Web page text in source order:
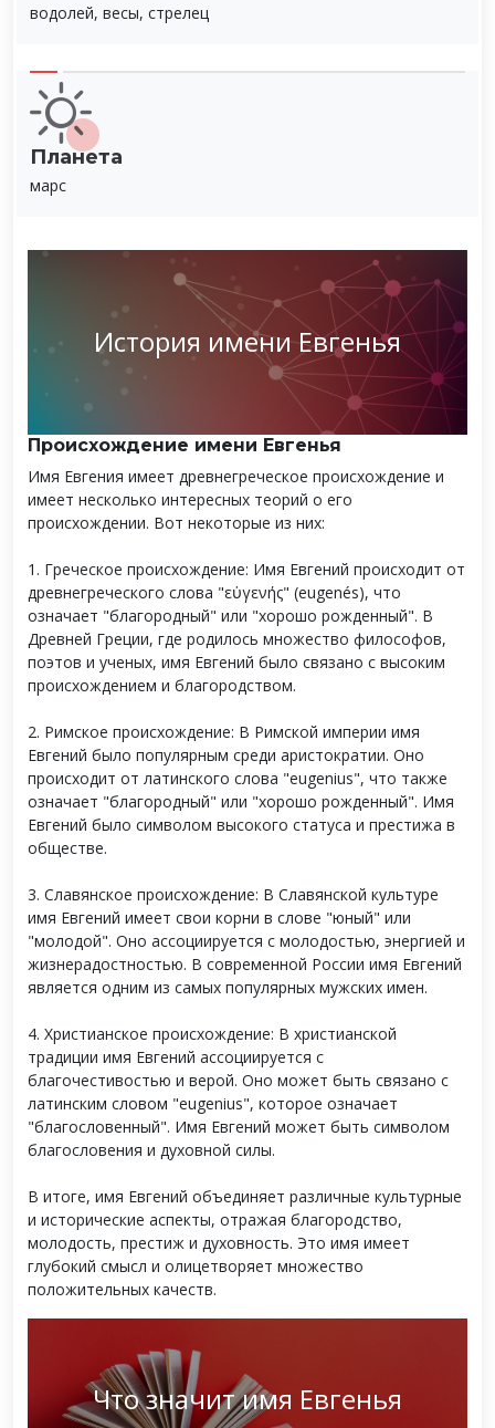
водолей, весы, стрелец
Планета
марс
История имени Евгенья
Происхождение имени Евгенья
Имя Евгения имеет древнегреческое происхождение и
имеет несколько интересных теорий о его
происхождении. Вот некоторые из них:
1. Греческое происхождение: Имя Евгений происходит от
древнегреческого слова "εὐγενής" (eugenés), что
означает "благородный" или "хорошо рожденный". В
Древней Греции, где родилось множество философов,
поэтов и ученых, имя Евгений было связано с высоким
происхождением и благородством.
2. Римское происхождение: В Римской империи имя
Евгений было популярным среди аристократии. Оно
происходит от латинского слова "eugenius", что также
означает "благородный" или "хорошо рожденный". Имя
Евгений было символом высокого статуса и престижа в
обществе.
3. Славянское происхождение: В Славянской культуре
имя Евгений имеет свои корни в слове "юный" или
"молодой". Оно ассоциируется с молодостью, энергией и
жизнерадостностью. В современной России имя Евгений
является одним из самых популярных мужских имен.
4. Христианское происхождение: В христианской
традиции имя Евгений ассоциируется с
благочестивостью и верой. Оно может быть связано с
латинским словом "eugenius", которое означает
"благословенный". Имя Евгений может быть символом
благословения и духовной силы.
В итоге, имя Евгений объединяет различные культурные
и исторические аспекты, отражая благородство,
молодость, престиж и духовность. Это имя имеет
глубокий смысл и олицетворяет множество
положительных качеств.
Что значит имя Евгенья